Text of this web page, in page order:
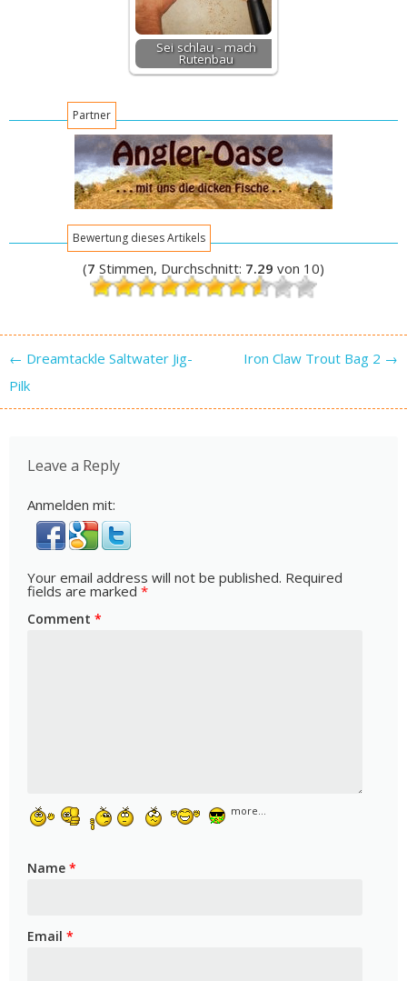
Sei schlau - mach
Rutenbau
Partner
Bewertung dieses Artikels
(7 Stimmen, Durchschnitt: 7.29 von 10)
Post navigation
← Dreamtackle Saltwater Jig-
Pilk
Iron Claw Trout Bag 2 →
Leave a Reply
Anmelden mit:
Your email address will not be published. Required
fields are marked *
Comment *
more...
Name *
Email *